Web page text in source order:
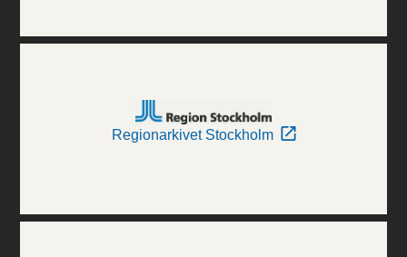
Regionarkivet Stockholm